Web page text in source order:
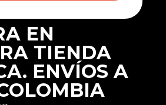
EN
TIENDA
ENVÍOS A